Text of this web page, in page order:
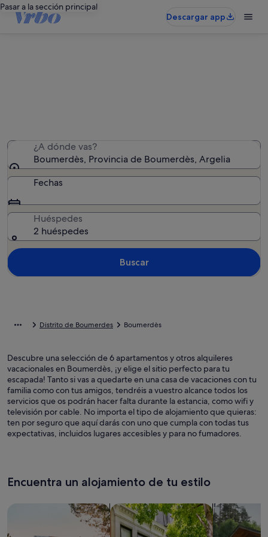
Pasar a la sección principal
Descargar app
¿A dónde vas?
Boumerdès, Provincia de Boumerdès, Argelia
Fechas
Huéspedes
2 huéspedes
Buscar
Distrito de Boumerdes Boumerdès
Descubre una selección de 6 apartamentos y otros alquileres
vacacionales en Boumerdès, ¡y elige el sitio perfecto para tu
escapada! Tanto si vas a quedarte en una casa de vacaciones con tu
familia como con tus amigos, tendréis a vuestro alcance todos los
servicios que os podrán hacer falta durante la estancia, como wifi y
televisión por cable. No importa el tipo de alojamiento que quieras:
ten por seguro que aquí darás con uno que cumpla con todas tus
expectativas, incluidos lugares accesibles y para no fumadores.
Encuentra un alojamiento de tu estilo
Busca apartamentos Buscar